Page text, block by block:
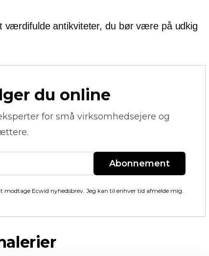
værdifulde antikviteter, du bør være på udkig
du online
for små virksomhedsejere og
Abonnement
modtage Ecwid nyhedsbrev. Jeg kan til enhver tid afmelde mig.